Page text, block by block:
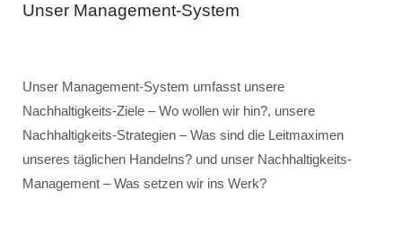
Unser Management-System
Unser Management-System umfasst unsere
Nachhaltigkeits-Ziele – Wo wollen wir hin?, unsere
Nachhaltigkeits-Strategien – Was sind die Leitmaximen
unseres täglichen Handelns? und unser Nachhaltigkeits-
Management – Was setzen wir ins Werk?